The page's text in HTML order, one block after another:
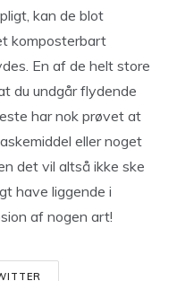
kan de blot
komposterbart
En af de helt store
du undgår flydende
har nok prøvet at
eller noget
det vil altså ikke ske
have liggende i
af nogen art!